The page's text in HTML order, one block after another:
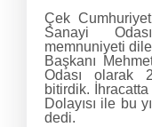
Çek
Sanayi
memnuniyeti
Başkanı
Odası olarak
bitirdik. İhracatta
Dolayısı ile bu
dedi.